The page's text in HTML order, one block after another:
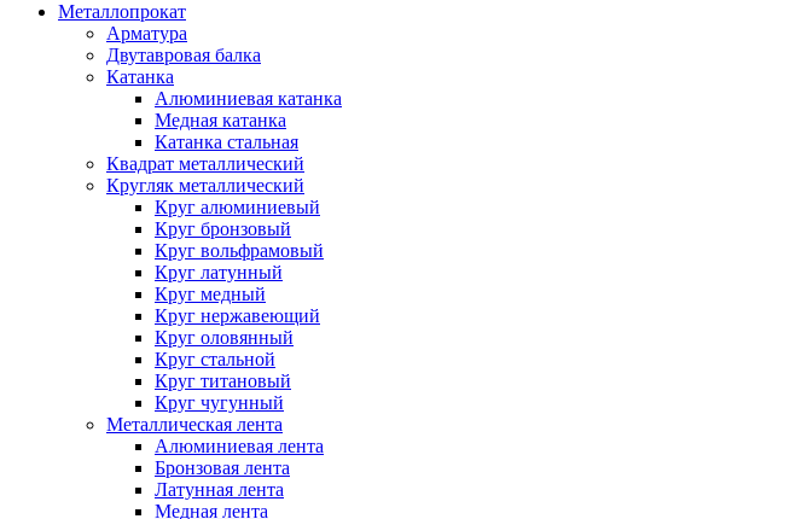
Металлопрокат
Арматура
Двутавровая балка
Катанка
Алюминиевая катанка
Медная катанка
Катанка стальная
Квадрат металлический
Кругляк металлический
Круг алюминиевый
Круг бронзовый
Круг вольфрамовый
Круг латунный
Круг медный
Круг нержавеющий
Круг оловянный
Круг стальной
Круг титановый
Круг чугунный
Металлическая лента
Алюминиевая лента
Бронзовая лента
Латунная лента
Медная лента